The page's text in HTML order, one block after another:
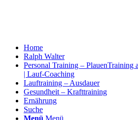
Home
Ralph Walter
Personal Training – PlauenTraining
| Lauf-Coaching
Lauftraining – Ausdauer
Gesundheit – Krafttraining
Ernährung
Suche
Menü Menü